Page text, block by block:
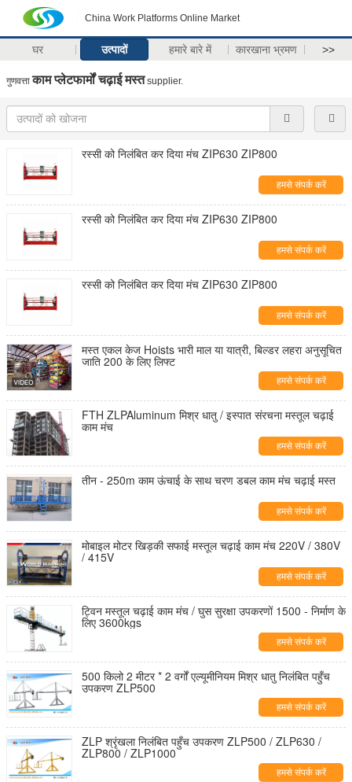
China Work Platforms Online Market
घर उत्पादों हमारे बारे में कारखाना भ्रमण >>
गुणवत्ता काम प्लेटफार्मों चढ़ाई मस्तsupplier.
रस्सी को निलंबित कर दिया मंच ZIP630 ZIP800
हमसे संपर्क करें
रस्सी को निलंबित कर दिया मंच ZIP630 ZIP800
हमसे संपर्क करें
रस्सी को निलंबित कर दिया मंच ZIP630 ZIP800
हमसे संपर्क करें
मस्त एकल केज Hoists भारी माल या यात्री, बिल्डर लहरा अनुसूचित
जाति 200 के लिए लिफ्ट
हमसे संपर्क करें
FTH ZLPAluminum मिश्र धातु / इस्पात संरचना मस्तूल चढ़ाई
काम मंच
हमसे संपर्क करें
तीन - 250m काम ऊंचाई के साथ चरण डबल काम मंच चढ़ाई मस्त
हमसे संपर्क करें
मोबाइल मोटर खिड़की सफाई मस्तूल चढ़ाई काम मंच 220V / 380V
/ 415V
हमसे संपर्क करें
ट्विन मस्तूल चढ़ाई काम मंच / घुस सुरक्षा उपकरणों 1500 - निर्माण के
लिए 3600kgs
हमसे संपर्क करें
500 किलो 2 मीटर * 2 वर्गों एल्यूमीनियम मिश्र धातु निलंबित पहुँच
उपकरण ZLP500
हमसे संपर्क करें
ZLP श्रृंखला निलंबित पहुँच उपकरण ZLP500 / ZLP630 /
ZLP800 / ZLP1000
हमसे संपर्क करें